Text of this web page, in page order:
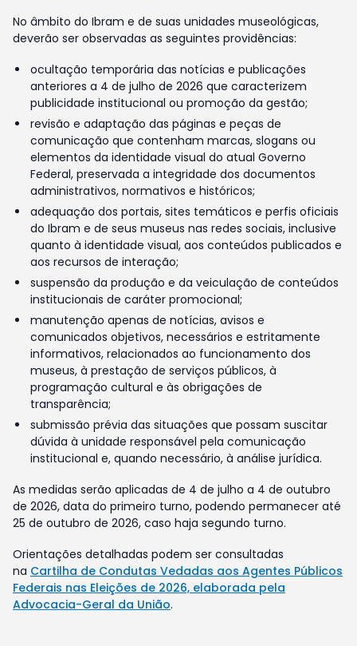
No âmbito do Ibram e de suas unidades museológicas,
deverão ser observadas as seguintes providências:
ocultação temporária das notícias e publicações
anteriores a 4 de julho de 2026 que caracterizem
publicidade institucional ou promoção da gestão;
revisão e adaptação das páginas e peças de
comunicação que contenham marcas, slogans ou
elementos da identidade visual do atual Governo
Federal, preservada a integridade dos documentos
administrativos, normativos e históricos;
adequação dos portais, sites temáticos e perfis oficiais
do Ibram e de seus museus nas redes sociais, inclusive
quanto à identidade visual, aos conteúdos publicados e
aos recursos de interação;
suspensão da produção e da veiculação de conteúdos
institucionais de caráter promocional;
manutenção apenas de notícias, avisos e
comunicados objetivos, necessários e estritamente
informativos, relacionados ao funcionamento dos
museus, à prestação de serviços públicos, à
programação cultural e às obrigações de
transparência;
submissão prévia das situações que possam suscitar
dúvida à unidade responsável pela comunicação
institucional e, quando necessário, à análise jurídica.
As medidas serão aplicadas de 4 de julho a 4 de outubro
de 2026, data do primeiro turno, podendo permanecer até
25 de outubro de 2026, caso haja segundo turno.
Orientações detalhadas podem ser consultadas
na Cartilha de Condutas Vedadas aos Agentes Públicos
Federais nas Eleições de 2026, elaborada pela
Advocacia-Geral da União.